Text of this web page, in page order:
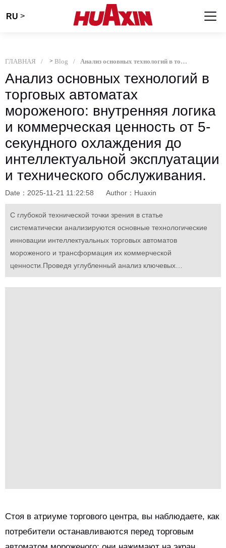
RU >
ГЛАВНАЯ > Blog Анализ основных технологий в торговых автоматах мороженого: внутренняя логика и коммерческая ценность от 5-секундного охлаждения до интеллектуальной эксплуатации и технического обслуживания.
Анализ основных технологий в
торговых автоматах
мороженого: внутренняя логика
и коммерческая ценность от 5-
секундного охлаждения до
интеллектуальной эксплуатации
и технического обслуживания.
Date：2025-11-21 11:22:58 Author：Huaxin
С глубокой технической точки зрения в статье
систематически анализируются основные технологические
инновации интеллектуальных торговых автоматов
мороженого и трансформация их коммерческой
ценности.Проведя углубленный анализ ключевых
технологий, таких как холодильные системы, сенсорное
Стоя в атриуме торгового центра, вы наблюдаете, как
потребители останавливаются перед торговым